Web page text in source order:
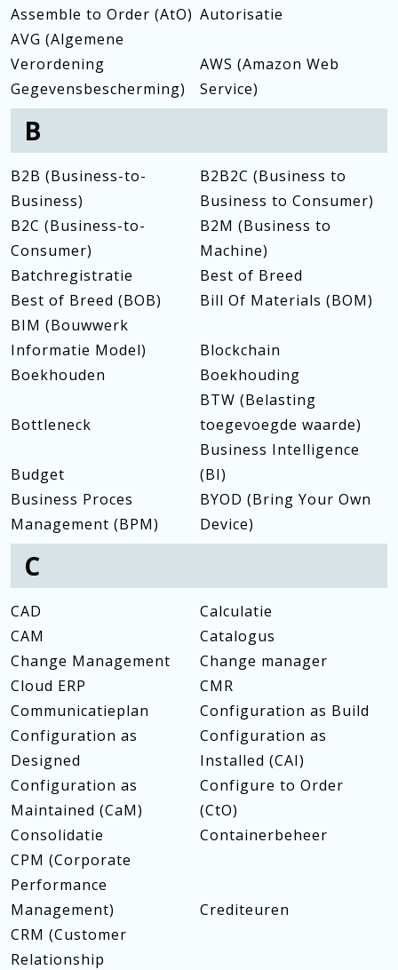
Assemble to Order (AtO) Autorisatie
AVG (Algemene
Verordening
Gegevensbescherming)
AWS (Amazon Web
Service)
B
B2B (Business-to-
Business)
B2B2C (Business to
Business to Consumer)
B2C (Business-to-
Consumer)
B2M (Business to
Machine)
Batchregistratie
Best of Breed
Best of Breed (BOB)
Bill Of Materials (BOM)
BIM (Bouwwerk
Informatie Model)
Blockchain
Boekhouden
Boekhouding
Bottleneck
BTW (Belasting
toegevoegde waarde)
Budget
Business Intelligence
(BI)
Business Proces
Management (BPM)
BYOD (Bring Your Own
Device)
C
CAD
Calculatie
CAM
Catalogus
Change Management
Change manager
Cloud ERP
CMR
Communicatieplan
Configuration as Build
Configuration as
Designed
Configuration as
Installed (CAI)
Configuration as
Maintained (CaM)
Configure to Order
(CtO)
Consolidatie
Containerbeheer
CPM (Corporate
Performance
Management)
Crediteuren
CRM (Customer
Relationship